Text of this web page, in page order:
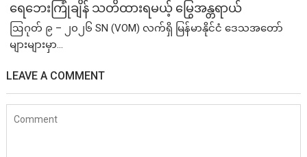
ရေဘေးကြုံချိန် သတိထားရမယ့် မြွေအန္တရာယ်
ဩဂုတ် ၉ – ၂၀၂၆ SN (VOM) လက်ရှိ မြန်မာနိုင်ငံ ဒေသအတော်
များများမှာ...
LEAVE A COMMENT